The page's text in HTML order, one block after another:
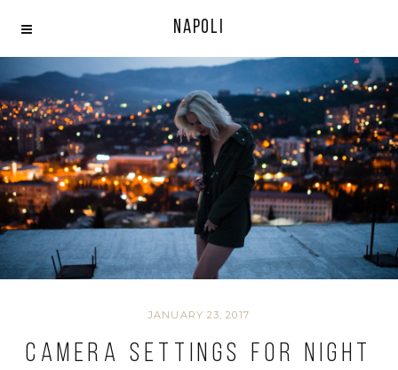
Napoli
JANUARY 23, 2017
Camera Settings For Night